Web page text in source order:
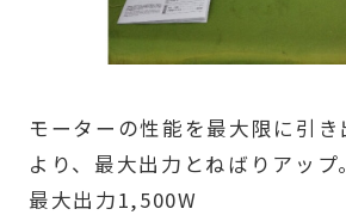
モーターの性能を最大限に引
より、最大出力とねばりアップ。
最大出力1,500W